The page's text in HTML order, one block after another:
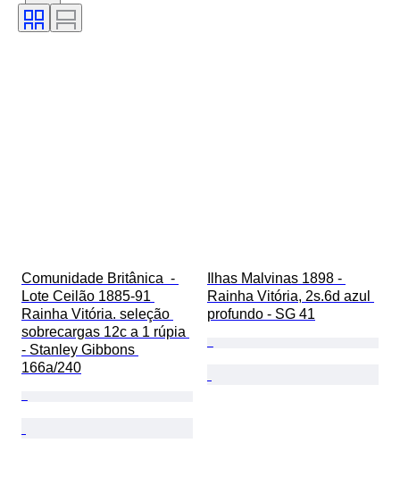
Comunidade Britânica  -
Lote Ceilão 1885-91
Rainha Vitória. seleção
sobrecargas 12c a 1 rúpia
- Stanley Gibbons
166a/240
Ilhas Malvinas 1898 -
Rainha Vitória, 2s.6d azul
profundo - SG 41